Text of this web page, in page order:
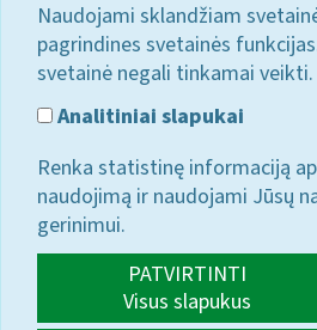
Naudojami sklandžiam
pagrindines svetainės
svetainė negali tinkamai veikti.
Analitiniai slapukai
Renka statistinę informaciją
naudojimą ir naudojami Jūsų
gerinimui.
PATVIRTINTI
Visus slapukus